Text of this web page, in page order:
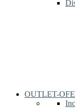
OUTLET-